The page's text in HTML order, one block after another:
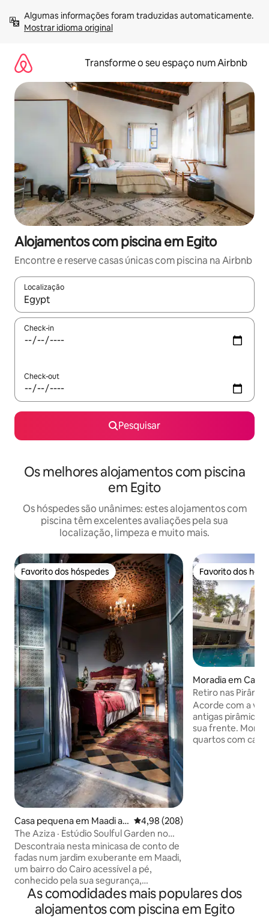
para
Mostrar idioma original
Transforme o seu espaço num Airbnb
Alojamentos com piscina em Egito
Encontre e reserve casas únicas com piscina na Airbnb
Localização
Quando os resultados estiverem disponíveis, navegue com
Check-in
Check-out
Pesquisar
Os melhores alojamentos com piscina
em Egito
Os hóspedes são unânimes: estes alojamentos com
piscina têm excelentes avaliações pela sua
localização, limpeza e muito mais.
Favorito dos hóspedes
Favorito dos hóspedes
Casa pequena em Maadi as
Sarayat Al Gharbeyah
Classificação média de 4,98 em
4,98 (208)
The Aziza · Estúdio Soulful Garden no
exuberante Maadi
Descontraia nesta minicasa de conto de
fadas num jardim exuberante em Maadi,
um bairro do Cairo acessível a pé,
conhecido pela sua segurança,
vegetação e lugares excelentes para
comer. Construído de forma sustentável
e decorado com mobiliário e elementos
Favorito dos
Favorito dos
Moradia em Cairo
Retiro nas
Acorde com a
antigas pirâmides
sua frente.
quartos com casa
As comodidades mais populares dos
alojamentos com piscina em Egito